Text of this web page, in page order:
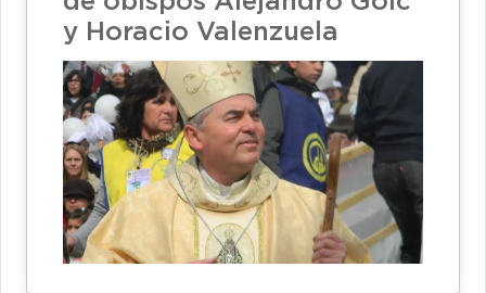
y Horacio Valenzuela